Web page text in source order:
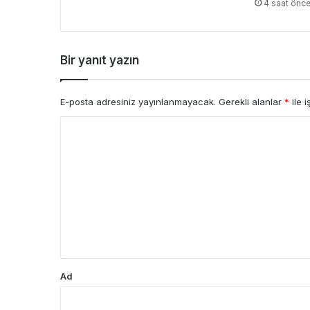
4 saat önce
Bir yanıt yazın
E-posta adresiniz yayınlanmayacak. Gerekli alanlar * ile
Ad